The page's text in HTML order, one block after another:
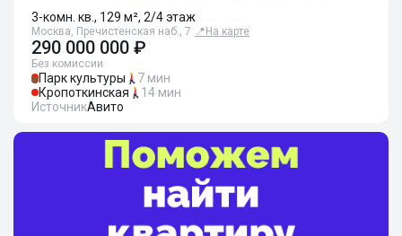
3-комн. кв., 129 м², 2/4 этаж
Москва, Пречистенская наб., 7 📍 На карте
290 000 000 ₽
Без комиссии
Парк культуры
7 мин
Кропоткинская
14 мин
ИсточникАвито